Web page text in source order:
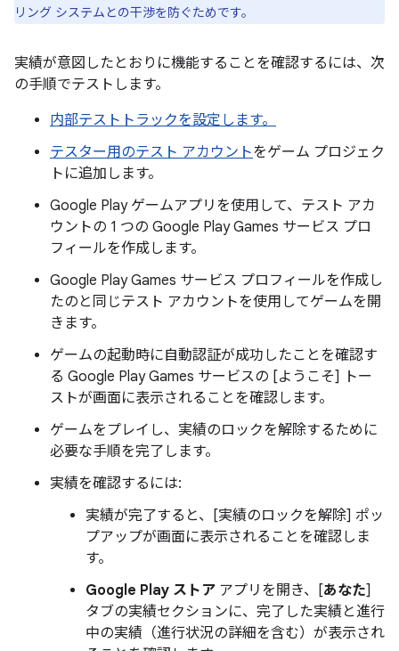
リング システムとの干渉を防ぐためです。
実績が意図したとおりに機能することを確認するには、次
の手順でテストします。
内部テストトラックを設定します。
テスター用のテスト アカウントをゲーム プロジェク
トに追加します。
Google Play ゲームアプリを使用して、テスト アカ
ウントの 1 つの Google Play Games サービス プロ
フィールを作成します。
Google Play Games サービス プロフィールを作成し
たのと同じテスト アカウントを使用してゲームを開
きます。
ゲームの起動時に自動認証が成功したことを確認す
る Google Play Games サービスの [ようこそ] トー
ストが画面に表示されることを確認します。
ゲームをプレイし、実績のロックを解除するために
必要な手順を完了します。
実績を確認するには:
実績が完了すると、[実績のロックを解除] ポッ
プアップが画面に表示されることを確認しま
す。
Google Play ストア アプリを開き、[あなた]
タブの実績セクションに、完了した実績と進行
中の実績（進行状況の詳細を含む）が表示され